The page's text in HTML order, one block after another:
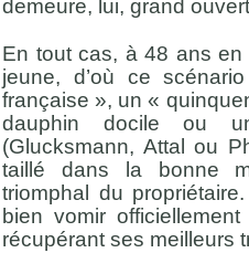
demeure, lui, grand
En tout cas, à 48 ans
jeune, d’où ce
française », un «
dauphin docile ou
(Glucksmann, Attal ou
taillé dans la bonne
triomphal du
bien vomir
récupérant ses meilleurs